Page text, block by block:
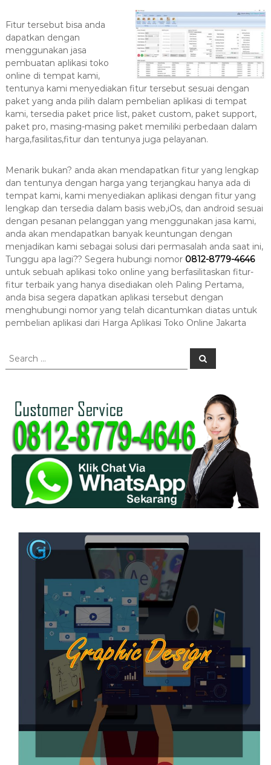
Fitur tersebut bisa anda
dapatkan dengan
menggunakan jasa
pembuatan aplikasi toko
online di tempat kami,
tentunya kami menyediakan fitur tersebut sesuai dengan
paket yang anda pilih dalam pembelian aplikasi di tempat
kami, tersedia paket price list, paket custom, paket support,
paket pro, masing-masing paket memiliki perbedaan dalam
harga,fasilitas,fitur dan tentunya juga pelayanan.
Menarik bukan? anda akan mendapatkan fitur yang lengkap
dan tentunya dengan harga yang terjangkau hanya ada di
tempat kami, kami menyediakan aplikasi dengan fitur yang
lengkap dan tersedia dalam basis web,iOs, dan android sesuai
dengan pesanan pelanggan yang menggunakan jasa kami,
anda akan mendapatkan banyak keuntungan dengan
menjadikan kami sebagai solusi dari permasalah anda saat ini,
Tunggu apa lagi?? Segera hubungi nomor 0812-8779-4646
untuk sebuah aplikasi toko online yang berfasilitaskan fitur-
fitur terbaik yang hanya disediakan oleh Paling Pertama,
anda bisa segera dapatkan aplikasi tersebut dengan
menghubungi nomor yang telah dicantumkan diatas untuk
pembelian aplikasi dari Harga Aplikasi Toko Online Jakarta
S
S
e